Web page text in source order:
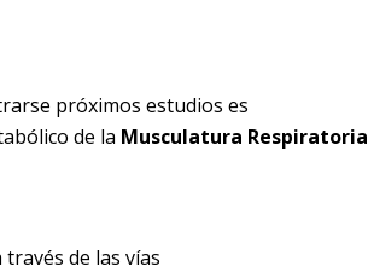
próximos estudios es
de la Musculatura Respiratoria
de las vías